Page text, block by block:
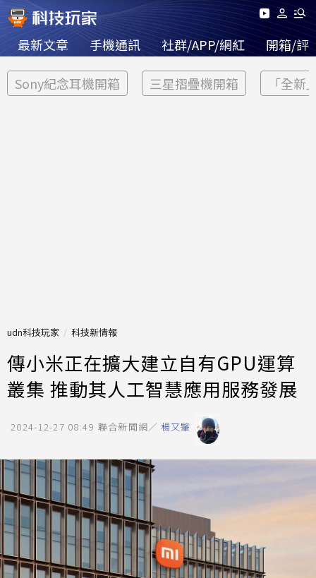
最新文章 手機通訊 社群/APP/網紅 開箱/評
Sony紀念耳機開箱 三星摺疊機開箱 「全新
udn科技玩家 科技新情報
傳小米正在擴大建立自有GPU運算
叢集 推動其人工智慧應用服務發展
2024-12-27 08:49 聯合新聞網／ 楊又肇